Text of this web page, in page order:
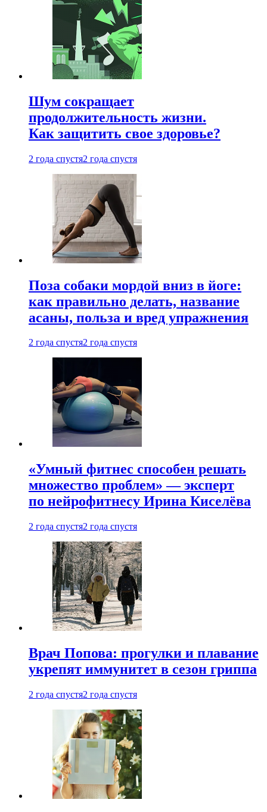
Шум сокращает
продолжительность жизни.
Как защитить свое здоровье?
2 года спустя2 года спустя
Поза собаки мордой вниз в йоге:
как правильно делать, название
асаны, польза и вред упражнения
2 года спустя2 года спустя
«Умный фитнес способен решать
множество проблем» — эксперт
по нейрофитнесу Ирина Киселёва
2 года спустя2 года спустя
Врач Попова: прогулки и плавание
укрепят иммунитет в сезон гриппа
2 года спустя2 года спустя